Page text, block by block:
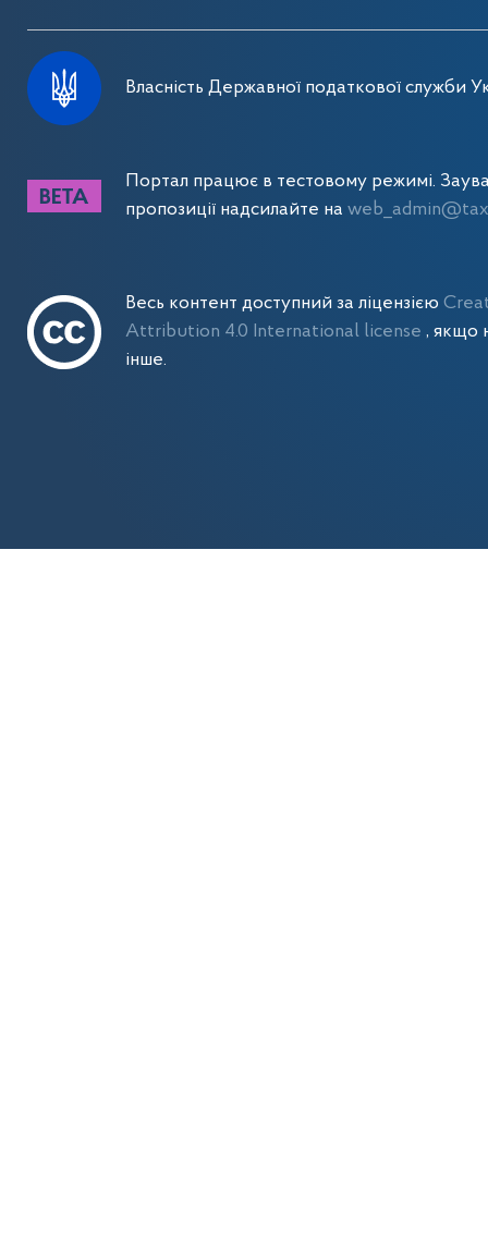
Власність Державної податкової служби
Портал працює в тестовому режимі.
пропозиції надсилайте на
Весь контент доступний за ліцензією
Attribution 4.0 International license , якщо
інше.